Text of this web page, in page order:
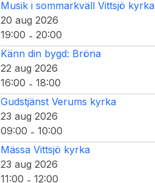
Musik i sommarkväll Vittsjö kyrka
20 aug 2026
19:00 - 20:00
Känn din bygd: Bröna
22 aug 2026
16:00 - 18:00
Gudstjänst Verums kyrka
23 aug 2026
09:00 - 10:00
Mässa Vittsjö kyrka
23 aug 2026
11:00 - 12:00